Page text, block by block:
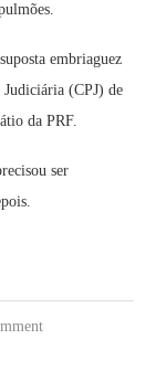
embriaguez
(CPJ) de
da PRF.
ser